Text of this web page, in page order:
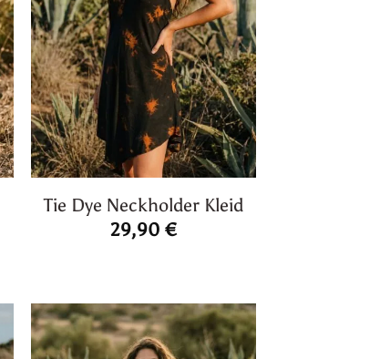
Tie Dye Neckholder Kleid
29,90€